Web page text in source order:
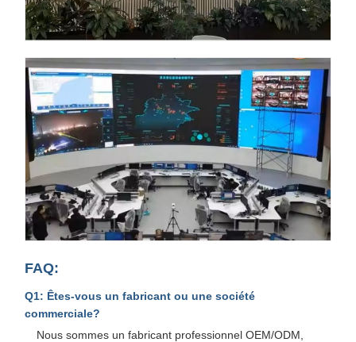
FAQ:
Q1: Êtes-vous un fabricant ou une société
commerciale?
Nous sommes un fabricant professionnel OEM/ODM,